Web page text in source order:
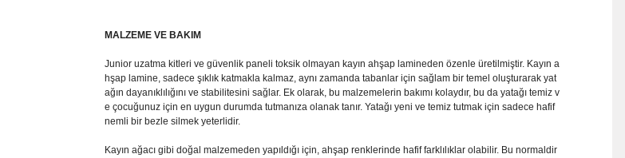
MALZEME VE BAKIM
Junior uzatma kitleri ve güvenlik paneli toksik olmayan kayın ahşap lamineden özenle üretilmiştir. Kayın a
hşap lamine, sadece şıklık katmakla kalmaz, aynı zamanda tabanlar için sağlam bir temel oluşturarak yat
ağın dayanıklılığını ve stabilitesini sağlar. Ek olarak, bu malzemelerin bakımı kolaydır, bu da yatağı temiz v
e çocuğunuz için en uygun durumda tutmanıza olanak tanır. Yatağı yeni ve temiz tutmak için sadece hafif
nemli bir bezle silmek yeterlidir.
Kayın ağacı gibi doğal malzemeden yapıldığı için, ahşap renklerinde hafif farklılıklar olabilir. Bu normaldir